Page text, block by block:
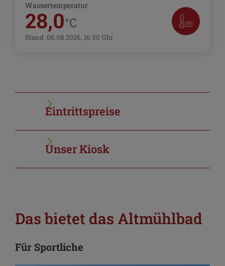
Wassertemperatur
28,0°C
Stand: 06.08.2026, 16:30 Uhr
Eintrittspreise
Unser Kiosk
Das bietet das Altmühlbad
Für Sportliche